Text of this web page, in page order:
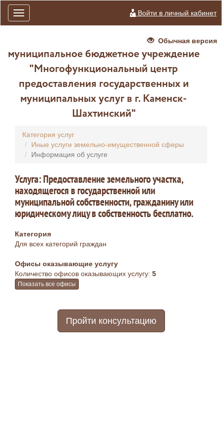
Toggle
navigation
Войти в личный кабинет
Обычная версия
муниципальное бюджетное учреждение
"Многофункциональный центр
предоставления государственных и
муниципальных услуг в г. Каменск-
Шахтинский"
Категория услуг
Иные услуги земельно-имущественной сферы
Информация об услуге
Услуга: Предоставление земельного участка,
находящегося в государственной или
муниципальной собственности, гражданину или
юридическому лицу в собственность бесплатно.
Категория
Для всех категорий граждан
Офисы оказывающие услугу
Количество офисов оказывающих услугу: 5
Показать все офисы
Пройти консультацию